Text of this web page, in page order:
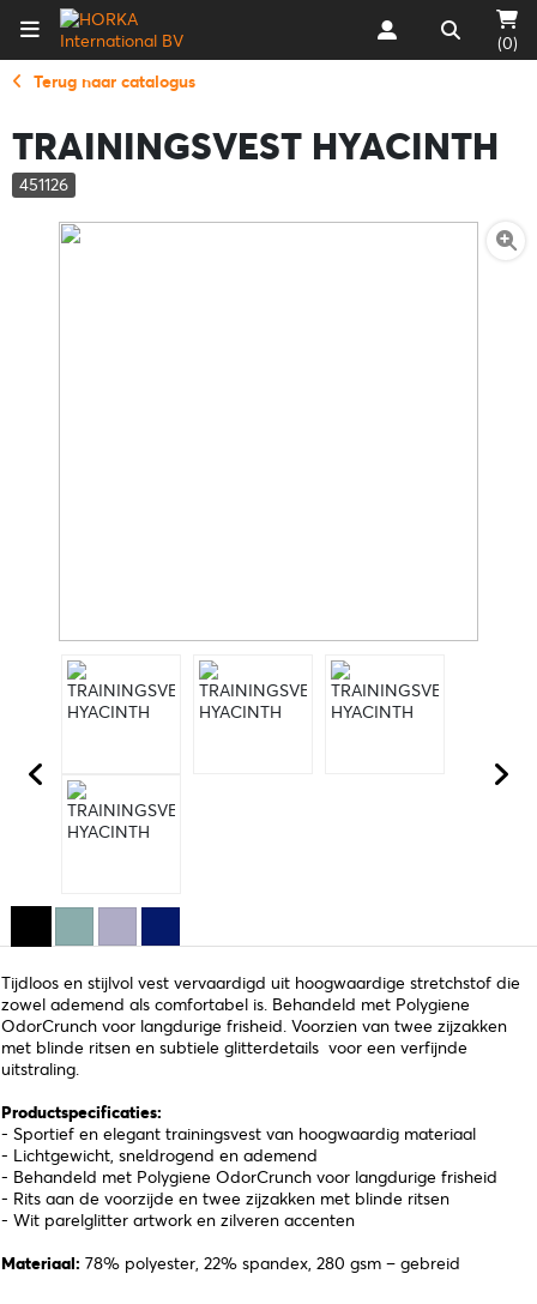
(0)
Terug naar catalogus
TRAININGSVEST HYACINTH
451126
Tijdloos en stijlvol vest vervaardigd uit hoogwaardige stretchstof die
zowel ademend als comfortabel is. Behandeld met Polygiene
OdorCrunch voor langdurige frisheid. Voorzien van twee zijzakken
met blinde ritsen en subtiele glitterdetails voor een verfijnde
uitstraling.
Productspecificaties:
- Sportief en elegant trainingsvest van hoogwaardig materiaal
- Lichtgewicht, sneldrogend en ademend
- Behandeld met Polygiene OdorCrunch voor langdurige frisheid
- Rits aan de voorzijde en twee zijzakken met blinde ritsen
- Wit parelglitter artwork en zilveren accenten
Materiaal: 78% polyester, 22% spandex, 280 gsm – gebreid